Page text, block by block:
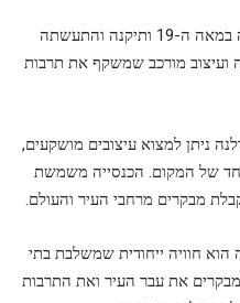
כנסיית הגעת של מריה מגדלנה נבנתה במאה ה-19 ותיקנה והתעשתה
ועיצוב מורכב שמשקף את תרבות
ניתן למצוא עיצובים מושקעים,
של המקום. הכנסייה משמשת
מבקרים מרחבי העיר והעולם.
הוא חוויה ייחודית שמשלבת בתי
את עבר העיר ואת התרבות